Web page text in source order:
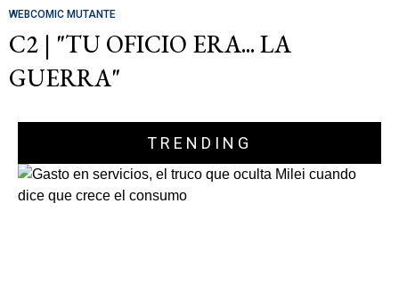
WEBCOMIC MUTANTE
C2 | "TU OFICIO ERA... LA
GUERRA"
TRENDING